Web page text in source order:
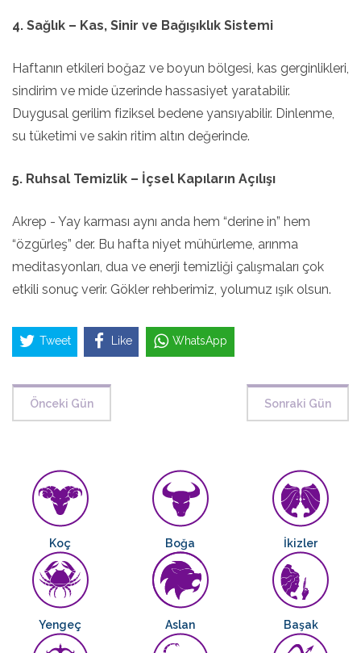
4. Sağlık – Kas, Sinir ve Bağışıklık Sistemi
Haftanın etkileri boğaz ve boyun bölgesi, kas gerginlikleri,
sindirim ve mide üzerinde hassasiyet yaratabilir.
Duygusal gerilim fiziksel bedene yansıyabilir. Dinlenme,
su tüketimi ve sakin ritim altın değerinde.
5. Ruhsal Temizlik – İçsel Kapıların Açılışı
Akrep - Yay karması aynı anda hem “derine in” hem
“özgürleş” der. Bu hafta niyet mühürleme, arınma
meditasyonları, dua ve enerji temizliği çalışmaları çok
etkili sonuç verir. Gökler rehberimiz, yolumuz ışık olsun.
Tweet Like WhatsApp
Önceki Gün Sonraki Gün
Koç Boğa İkizler
Yengeç Aslan Başak